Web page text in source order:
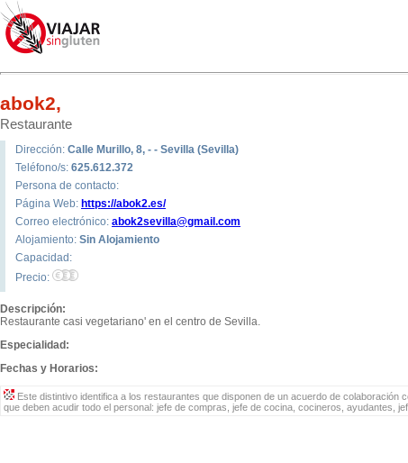
abok2,
Restaurante
Dirección: Calle Murillo, 8, - - Sevilla (Sevilla)
Teléfono/s: 625.612.372
Persona de contacto:
Página Web: https://abok2.es/
Correo electrónico: abok2sevilla@gmail.com
Alojamiento: Sin Alojamiento
Capacidad:
Precio:
Descripción:
Restaurante casi vegetariano' en el centro de Sevilla.
Especialidad:
Fechas y Horarios:
Este distintivo identifica a los restaurantes que disponen de un acuerdo de
que deben acudir todo el personal: jefe de compras, jefe de cocina, cocineros, ayudantes,